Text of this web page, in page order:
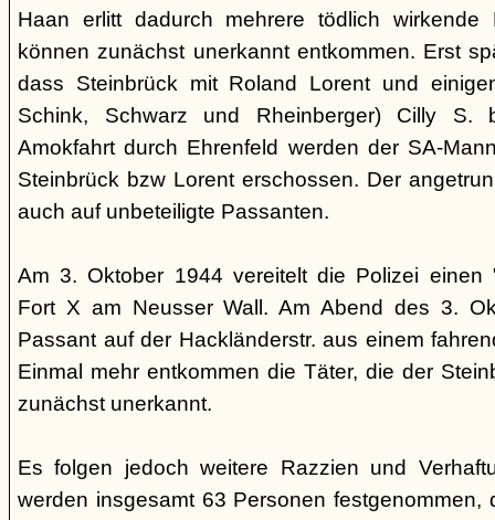
Haan erlitt dadurch mehrere tödlich wirkende
können zunächst unerkannt entkommen. Erst
dass Steinbrück mit Roland Lorent und
Schink, Schwarz und Rheinberger) Cilly S.
Amokfahrt durch Ehrenfeld werden der SA-
Steinbrück bzw Lorent erschossen. Der
auch auf unbeteiligte Passanten.
Am 3. Oktober 1944 vereitelt die Polizei einen
Fort X am Neusser Wall. Am Abend des 3.
Passant auf der Hackländerstr. aus einem
Einmal mehr entkommen die Täter, die der
zunächst unerkannt.
Es folgen jedoch weitere Razzien und
werden insgesamt 63 Personen festgenommen,